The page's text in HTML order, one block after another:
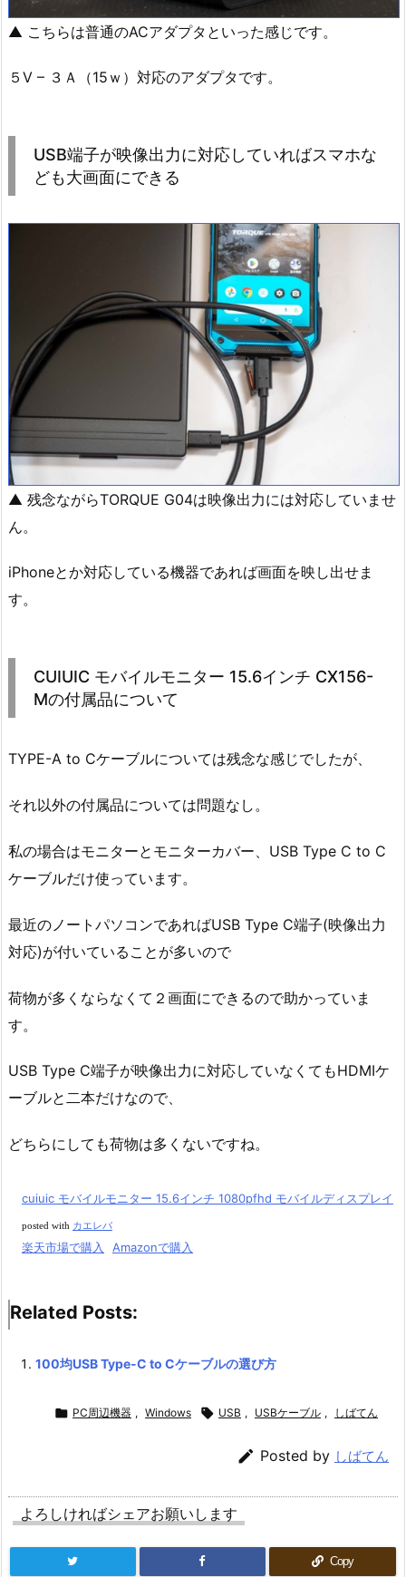
▲ こちらは普通のACアダプタといった感じです。
５V – ３Ａ（15ｗ）対応のアダプタです。
USB端子が映像出力に対応していればスマホな
ども大画面にできる
▲ 残念ながらTORQUE G04は映像出力には対応していませ
ん。
iPhoneとか対応している機器であれば画面を映し出せま
す。
CUIUIC モバイルモニター 15.6インチ CX156-
Mの付属品について
TYPE-A to Cケーブルについては残念な感じでしたが、
それ以外の付属品については問題なし。
私の場合はモニターとモニターカバー、USB Type C to C
ケーブルだけ使っています。
最近のノートパソコンであればUSB Type C端子(映像出力
対応)が付いていることが多いので
荷物が多くならなくて２画面にできるので助かっていま
す。
USB Type C端子が映像出力に対応していなくてもHDMIケ
ーブルと二本だけなので、
どちらにしても荷物は多くないですね。
cuiuic モバイルモニター 15.6インチ 1080pfhd モバイルディスプレイ
posted with カエレバ
楽天市場で購入 Amazonで購入
Related Posts:
100均USB Type-C to Cケーブルの選び方
 PC周辺機器 , Windows  USB , USBケーブル , しばてん
 Posted by しばてん
よろしければシェアお願いします
Copy